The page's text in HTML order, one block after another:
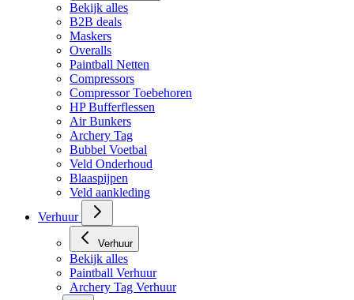
Bekijk alles
B2B deals
Maskers
Overalls
Paintball Netten
Compressors
Compressor Toebehoren
HP Bufferflessen
Air Bunkers
Archery Tag
Bubbel Voetbal
Veld Onderhoud
Blaaspijpen
Veld aankleding
Verhuur
Verhuur
Bekijk alles
Paintball Verhuur
Archery Tag Verhuur